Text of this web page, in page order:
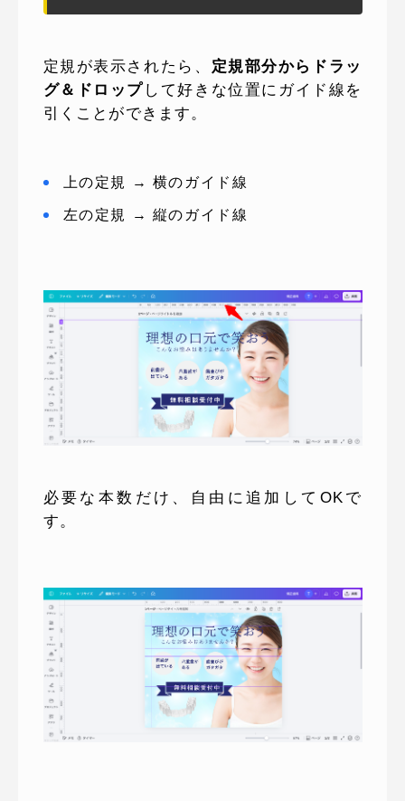
定規が表示されたら、 定規部分からドラッ
グ＆ドロップ して好きな位置にガイド線を
引くことができます。
上の定規 → 横のガイド線
左の定規 → 縦のガイド線
必要な本数だけ、自由に追加してOKで
す。